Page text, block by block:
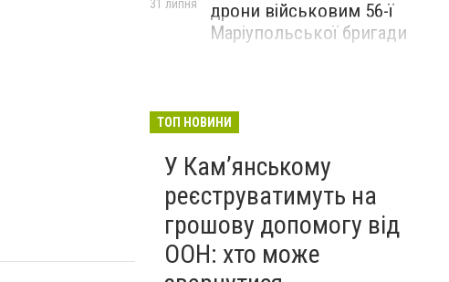
дрони військовим 56-ї
Маріупольської бригади
31 липня
ТОП НОВИНИ
У Кам’янському
реєструватимуть на
грошову допомогу від
ООН: хто може